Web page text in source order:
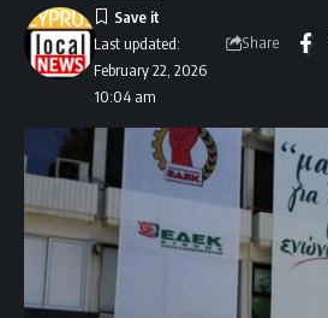
Last updated:
February 22, 2026
10:04 am
Share